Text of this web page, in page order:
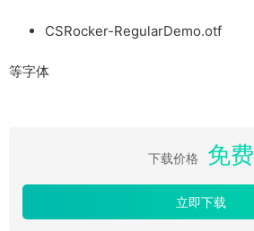
CSRocker-RegularDemo.otf
等字体
下载价格 免费
立即下载